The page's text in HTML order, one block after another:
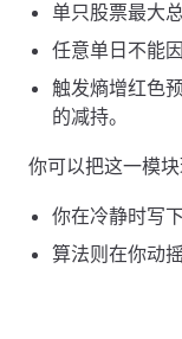
单只股票最大
任意单日不能
触发熵增红色
的减持。
你可以把这一模块
你在冷静时写
算法则在你动